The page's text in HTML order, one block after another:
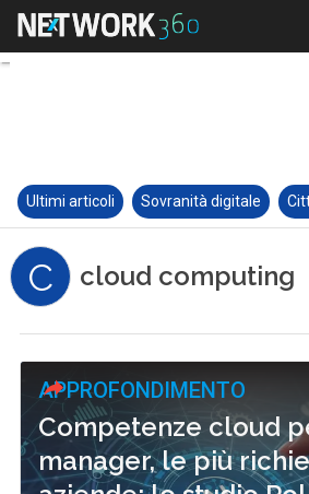
Ultimi articoli Sovranità digitale
C cloud computing
APPROFONDIMENTO
Competenze cloud
manager, le più